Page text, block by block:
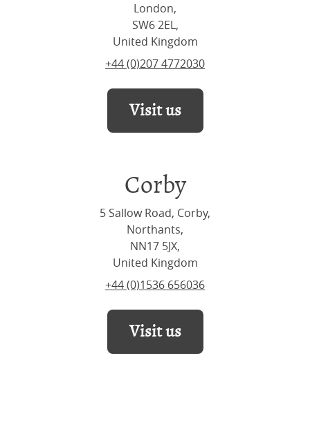
London,
SW6 2EL,
United Kingdom
+44 (0)207 4772030
Visit us
Corby
5 Sallow Road, Corby,
Northants,
NN17 5JX,
United Kingdom
+44 (0)1536 656036
Visit us